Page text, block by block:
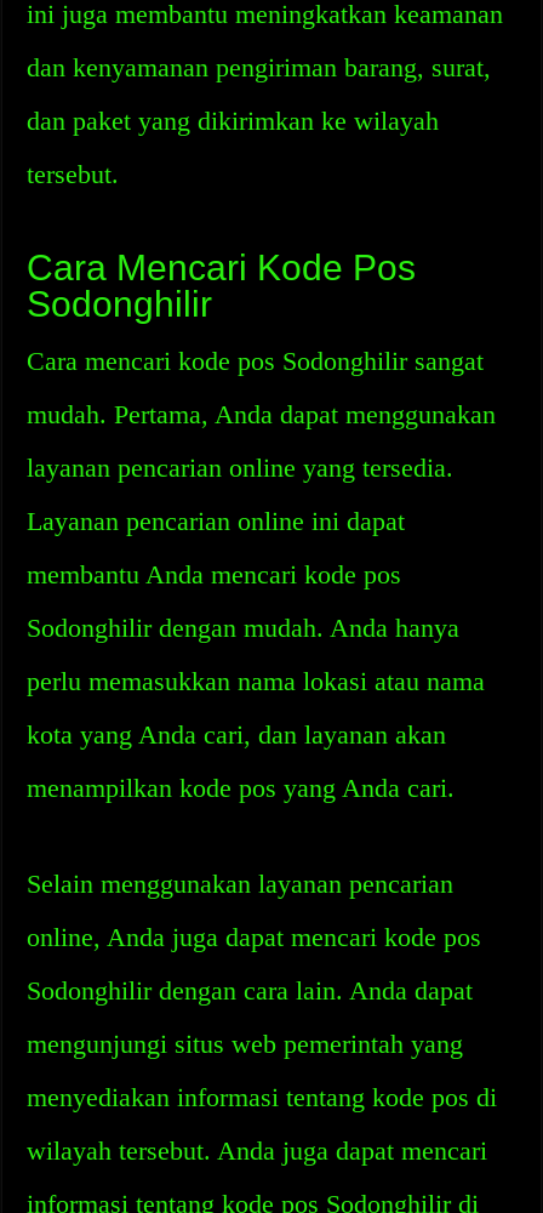
ini juga membantu meningkatkan keamanan
dan kenyamanan pengiriman barang, surat,
dan paket yang dikirimkan ke wilayah
tersebut.
Cara Mencari Kode Pos
Sodonghilir
Cara mencari kode pos Sodonghilir sangat
mudah. Pertama, Anda dapat menggunakan
layanan pencarian online yang tersedia.
Layanan pencarian online ini dapat
membantu Anda mencari kode pos
Sodonghilir dengan mudah. Anda hanya
perlu memasukkan nama lokasi atau nama
kota yang Anda cari, dan layanan akan
menampilkan kode pos yang Anda cari.
Selain menggunakan layanan pencarian
online, Anda juga dapat mencari kode pos
Sodonghilir dengan cara lain. Anda dapat
mengunjungi situs web pemerintah yang
menyediakan informasi tentang kode pos di
wilayah tersebut. Anda juga dapat mencari
informasi tentang kode pos Sodonghilir di